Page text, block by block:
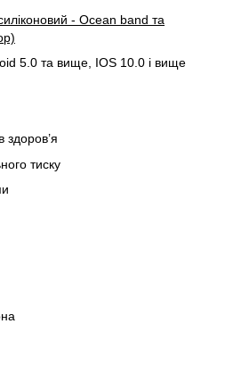
- Ocean band та
5.0 та вище, IOS 10.0 і вище
здоров’я
тиску